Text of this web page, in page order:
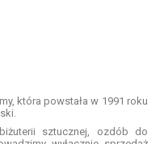
która powstała w 1991 roku
sztucznej, ozdób do